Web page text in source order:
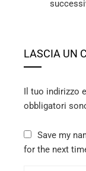
LASCIA UN
Il tuo indirizzo
obbligatori
Save my
for the next